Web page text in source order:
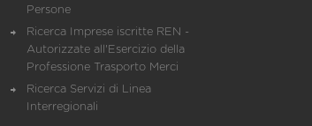
Persone
Ricerca Imprese iscritte REN -
Autorizzate all'Esercizio della
Professione Trasporto Merci
Ricerca Servizi di Linea
Interregionali